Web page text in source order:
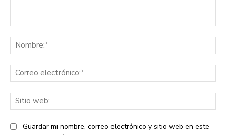
Guardar mi nombre, correo electrónico y sitio web en este